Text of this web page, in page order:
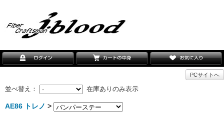
PCサイトへ
並べ替え： 在庫ありのみ表示
AE86 トレノ >